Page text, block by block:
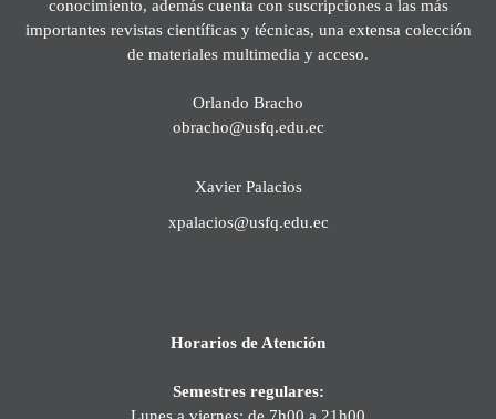
conocimiento, además cuenta con suscripciones a las más
importantes revistas científicas y técnicas, una extensa colección
de materiales multimedia y acceso.
Orlando Bracho
obracho@usfq.edu.ec
Xavier Palacios
xpalacios@usfq.edu.ec
Horarios de Atención
Semestres regulares:
Lunes a viernes: de 7h00 a 21h00